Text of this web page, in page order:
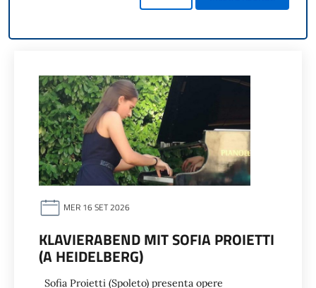
MER 16 SET 2026
KLAVIERABEND MIT SOFIA PROIETTI
(A HEIDELBERG)
Sofia Proietti (Spoleto) presenta opere